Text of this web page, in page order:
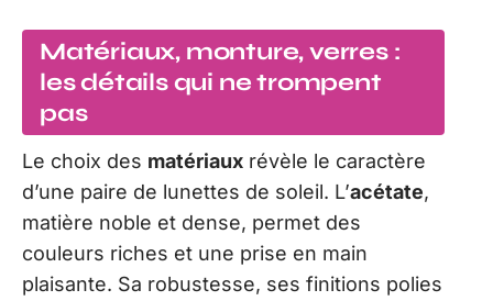
Matériaux, monture, verres :
les détails qui ne trompent
pas
Le choix des matériaux révèle le caractère
d’une paire de lunettes de soleil. L’acétate,
matière noble et dense, permet des
couleurs riches et une prise en main
plaisante. Sa robustesse, ses finitions polies